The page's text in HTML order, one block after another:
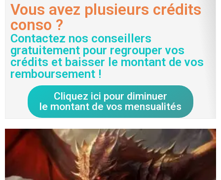
Vous avez plusieurs crédits
conso ?
Contactez nos conseillers
gratuitement pour regrouper vos
crédits et baisser le montant de vos
remboursement !
Cliquez ici pour diminuer
le montant de vos mensualités